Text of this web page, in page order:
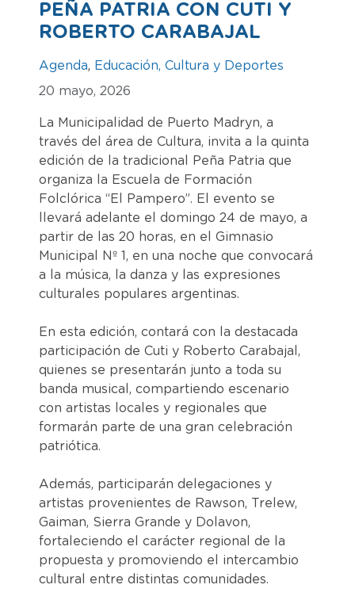
PEÑA PATRIA CON CUTI Y
ROBERTO CARABAJAL
Agenda, Educación, Cultura y Deportes
20 mayo, 2026
La Municipalidad de Puerto Madryn, a
través del área de Cultura, invita a la quinta
edición de la tradicional Peña Patria que
organiza la Escuela de Formación
Folclórica “El Pampero”. El evento se
llevará adelante el domingo 24 de mayo, a
partir de las 20 horas, en el Gimnasio
Municipal Nº 1, en una noche que convocará
a la música, la danza y las expresiones
culturales populares argentinas.
En esta edición, contará con la destacada
participación de Cuti y Roberto Carabajal,
quienes se presentarán junto a toda su
banda musical, compartiendo escenario
con artistas locales y regionales que
formarán parte de una gran celebración
patriótica.
Además, participarán delegaciones y
artistas provenientes de Rawson, Trelew,
Gaiman, Sierra Grande y Dolavon,
fortaleciendo el carácter regional de la
propuesta y promoviendo el intercambio
cultural entre distintas comunidades.